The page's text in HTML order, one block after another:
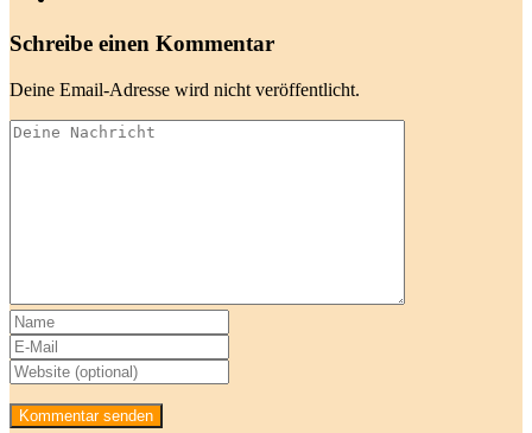
Schreibe einen Kommentar
Deine Email-Adresse wird nicht veröffentlicht.